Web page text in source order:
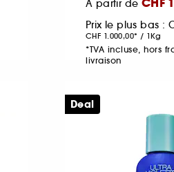
À partir de
Prix le plus bas :
CHF 1.000,00 / 1Kg
*TVA incluse, hors
livraison
Deal